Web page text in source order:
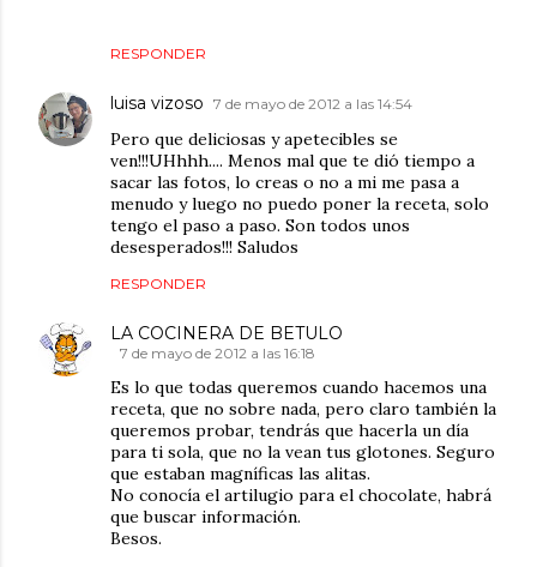
RESPONDER
luisa vizoso 7 de mayo de 2012 a las 14:54
Pero que deliciosas y apetecibles se
ven!!!UHhhh.... Menos mal que te dió tiempo a
sacar las fotos, lo creas o no a mi me pasa a
menudo y luego no puedo poner la receta, solo
tengo el paso a paso. Son todos unos
desesperados!!! Saludos
RESPONDER
LA COCINERA DE BETULO
7 de mayo de 2012 a las 16:18
Es lo que todas queremos cuando hacemos una
receta, que no sobre nada, pero claro también la
queremos probar, tendrás que hacerla un día
para ti sola, que no la vean tus glotones. Seguro
que estaban magníficas las alitas.
No conocía el artilugio para el chocolate, habrá
que buscar información.
Besos.